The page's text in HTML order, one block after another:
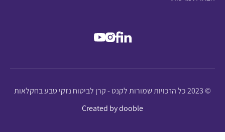
© 2023 כל הזכויות שמורות לקנט - קרן לביטוח נזקי טבע בחקלאות
Created by dooble